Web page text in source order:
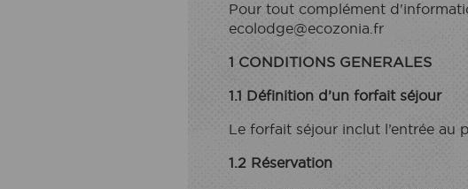
Pour tout complément
ecolodge@ecozonia.fr
1 CONDITIONS GENERALES
1.1 Définition d’un forfait séjour
Le forfait séjour inclut l’entrée au
1.2 Réservation